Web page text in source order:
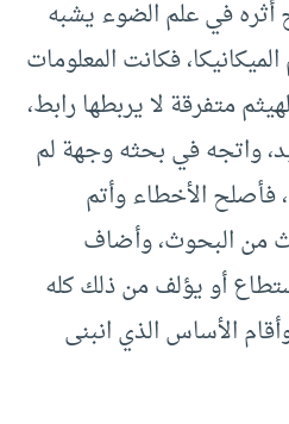
أثره في علم الضوء يشبه
فكانت المعلومات
متفرقة لا يربطها رابط،
واتجه في بحثه وجهة لم
فأصلح الأخطاء وأتم
من البحوث، وأضاف
أو يؤلف من ذلك كله
الأساس الذي انبنى